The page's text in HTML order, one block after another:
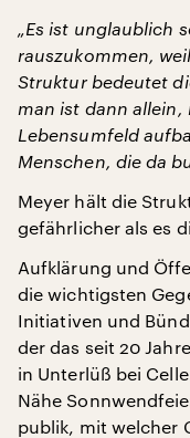
„Es ist unglaublich
rauszukommen,
Struktur bedeutet
man ist dann allein,
Lebensumfeld
Menschen, die da
Meyer hält die
gefährlicher als es
Aufklärung und
die wichtigsten
Initiativen und
der das seit 20
in Unterlüß bei
Nähe
publik, mit welcher